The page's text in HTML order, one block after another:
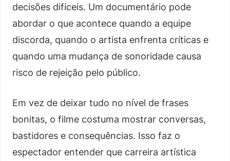
decisões difíceis. Um documentário pode
abordar o que acontece quando a equipe
discorda, quando o artista enfrenta críticas e
quando uma mudança de sonoridade causa
risco de rejeição pelo público.
Em vez de deixar tudo no nível de frases
bonitas, o filme costuma mostrar conversas,
bastidores e consequências. Isso faz o
espectador entender que carreira artística